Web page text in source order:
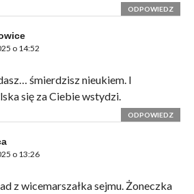
ODPOWIEDZ
o 14:52
śmierdzisz nieukiem. I
się za Ciebie wstydzi.
ODPOWIEDZ
o 13:26
z wicemarszałka sejmu. Żoneczka